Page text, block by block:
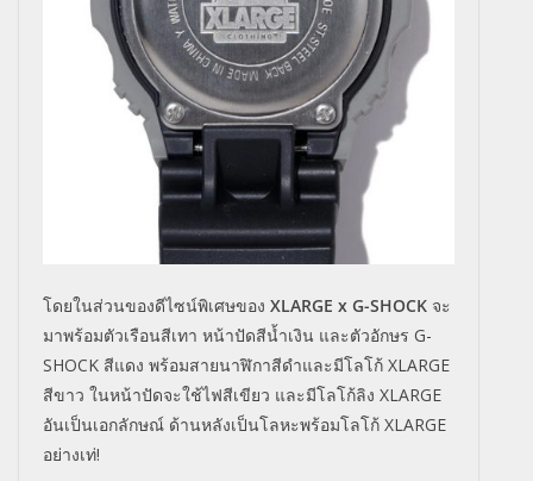
โดยในส่วนของดีไซน์พิเศษของ XLARGE x G-SHOCK จะ
มาพร้อมตัวเรือนสีเทา หน้าปัดสีน้ำเงิน และตัวอักษร G-
SHOCK สีแดง พร้อมสายนาฬิกาสีดำและมีโลโก้ XLARGE
สีขาว ในหน้าปัดจะใช้ไฟสีเขียว และมีโลโก้ลิง XLARGE
อันเป็นเอกลักษณ์ ด้านหลังเป็นโลหะพร้อมโลโก้ XLARGE
อย่างเท่!